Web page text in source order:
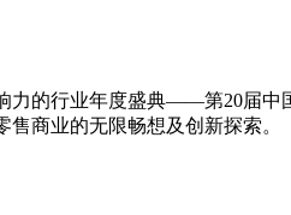
力的行业年度盛典——第20届
商业的无限畅想及创新探索。